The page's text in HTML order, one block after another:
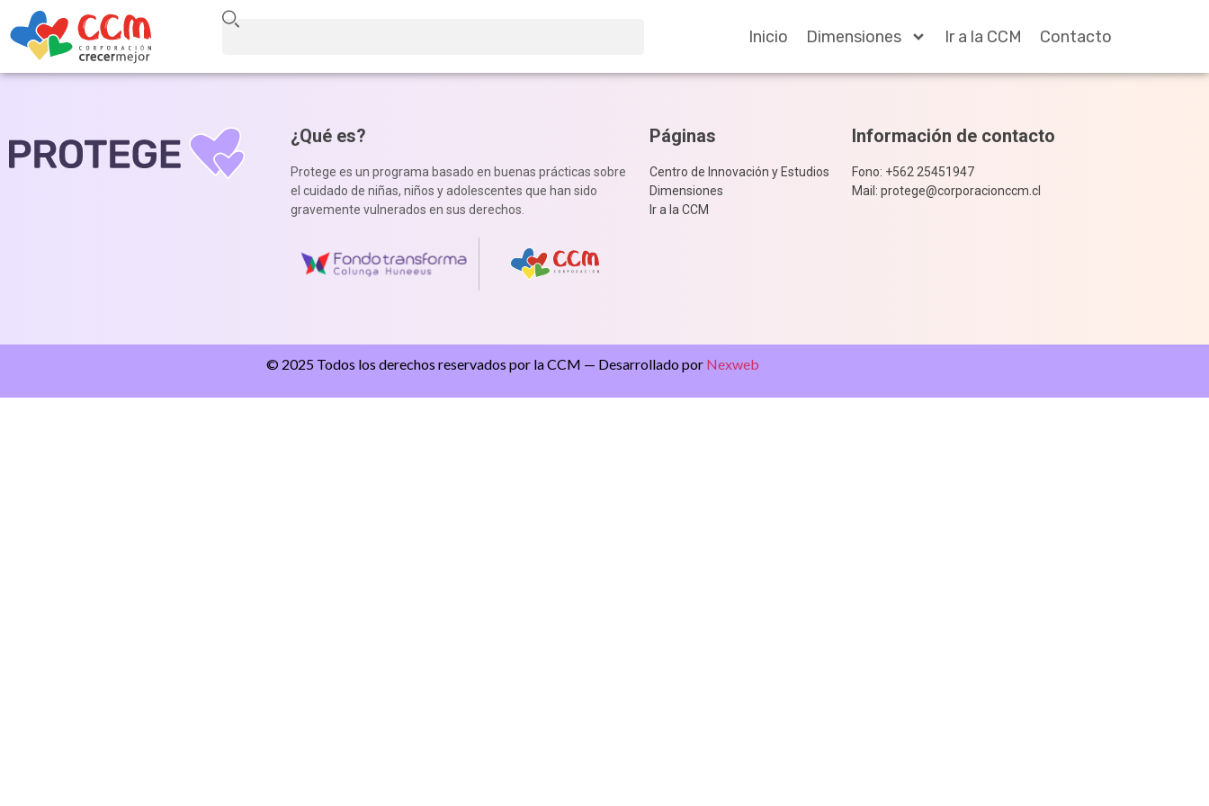
Inicio Dimensiones Ir a la CCM Contacto
¿Qué es?
Protege es un programa basado en buenas prácticas sobre
el cuidado de niñas, niños y adolescentes que han sido
gravemente vulnerados en sus derechos.
Páginas
Centro de Innovación y Estudios
Dimensiones
Ir a la CCM
Información de contacto
Fono: +562 25451947
Mail: protege@corporacionccm.cl
© 2025 Todos los derechos reservados por la CCM — Desarrollado por Nexweb